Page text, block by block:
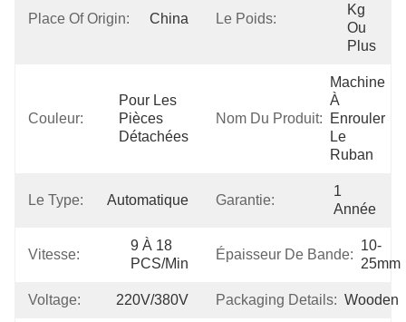
Place Of Origin: China Le Poids:
Kg
Ou
Plus
Couleur:
Pour Les
Pièces
Détachées
Nom Du Produit:
Machine
À
Enrouler
Le
Ruban
Le Type: Automatique Garantie:
1
Année
Vitesse:
9 À 18
PCS/min
Épaisseur De Bande:
10-
25mm
Voltage: 220V/380V Packaging Details: Wooden